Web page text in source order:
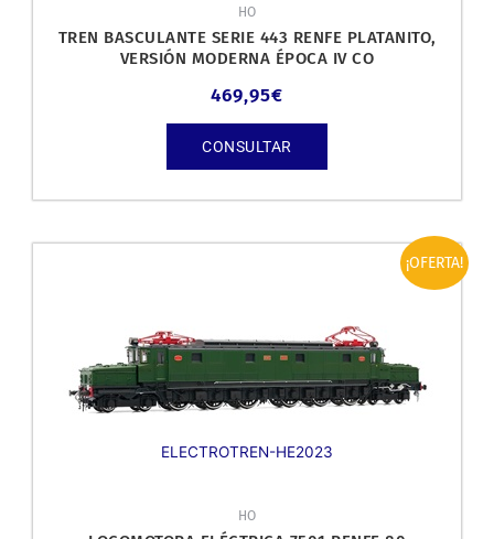
HO
TREN BASCULANTE SERIE 443 RENFE PLATANITO,
VERSIÓN MODERNA ÉPOCA IV CO
469,95€
CONSULTAR
¡OFERTA!
ELECTROTREN-HE2023
HO
269,99€.
es:
219,99€.